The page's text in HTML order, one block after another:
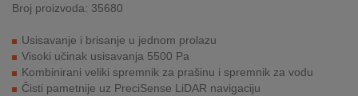
O
KATALOZI
Broj proizvoda: 35680
Usisavanje i brisanje u jednom prolazu
Visoki učinak usisavanja 5500 Pa
Kombinirani veliki spremnik za prašinu i spremnik za vodu
Čisti pametnije uz PreciSense LiDAR navigaciju